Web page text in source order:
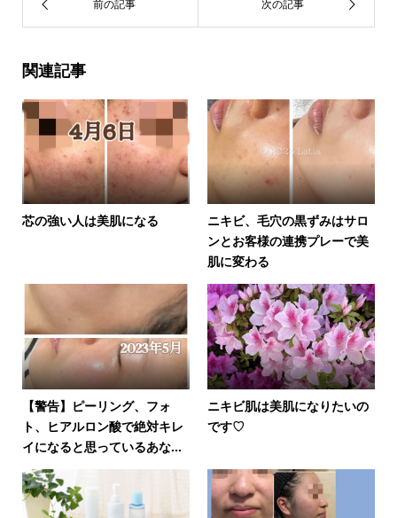
関連記事
芯の強い人は美肌になる
ニキビ、毛穴の黒ずみはサロ
ンとお客様の連携プレーで美
肌に変わる
【警告】ピーリング、フォ
ト、ヒアルロン酸で絶対キレ
イになると思っているあな...
ニキビ肌は美肌になりたいの
です♡